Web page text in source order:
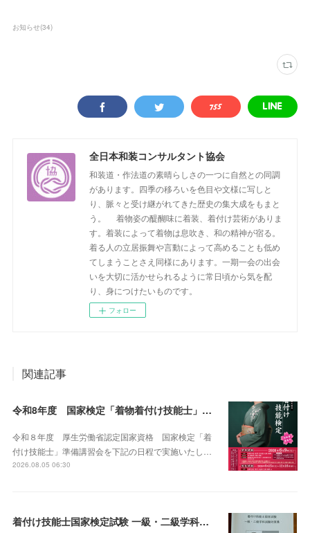
お知らせ(34)
全日本和装コンサルタント協会
和装道・作法道の素晴らしさの一つに自然との同調
があります。四季の移ろいを色目や文様に写しと
り、脈々と受け継がれてきた歴史の集大成をもまと
う。 着物姿の醍醐味に着装、着付け芸術がありま
す。着装によって着物は息吹き、和の精神が宿る。
着る人の立居振舞や言動によって高めることも低め
てしまうことさえ同様にあります。一期一会の出会
いを大切に活かせられるように常日頃から気を配
り、身につけたいものです。
フォロー
関連記事
令和8年度 国家検定「着物着付け技能士」講習会
令和８年度 厚生労働省認定国家資格 国家検定「着
付け技能士」準備講習会を下記の日程で実施いたし…
2026.08.05 06:30
着付け技能士国家検定試験 一級・二級学科試験対策集 販売